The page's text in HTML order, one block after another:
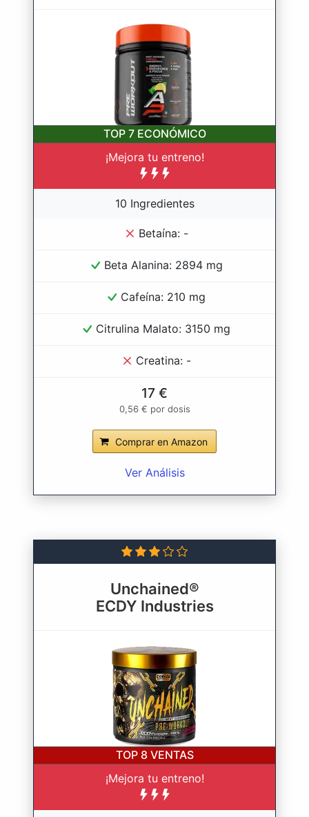
TOP 7 ECONÓMICO
¡Mejora tu entreno!
10 Ingredientes
Betaína: -
Beta Alanina: 2894 mg
Cafeína: 210 mg
Citrulina Malato: 3150 mg
Creatina: -
17 €
0,56 € por dosis
Comprar en Amazon
Ver Análisis
Unchained®
ECDY Industries
TOP 8 VENTAS
¡Mejora tu entreno!